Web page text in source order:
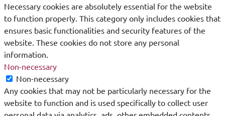
Necessary cookies are absolutely essential for the website
to function properly. This category only includes cookies that
ensures basic functionalities and security features of the
website. These cookies do not store any personal
information.
Non-necessary
Non-necessary
Any cookies that may not be particularly necessary for the
website to function and is used specifically to collect user